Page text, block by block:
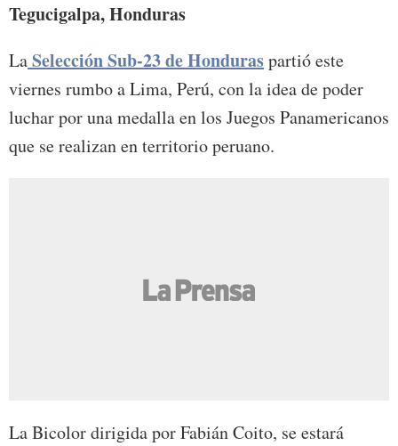
Tegucigalpa, Honduras
LaSelección Sub-23 de Honduraspartió este
viernes rumbo a Lima, Perú, con la idea de poder
luchar por una medalla en los Juegos Panamericanos
que se realizan en territorio peruano.
La Bicolor dirigida por Fabián Coito, se estará